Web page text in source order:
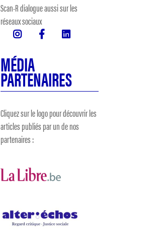
Scan-R dialogue aussi sur les
réseaux sociaux
MÉDIA
PARTENAIRES
Cliquez sur le logo pour découvrir les
articles publiés par un de nos
partenaires :